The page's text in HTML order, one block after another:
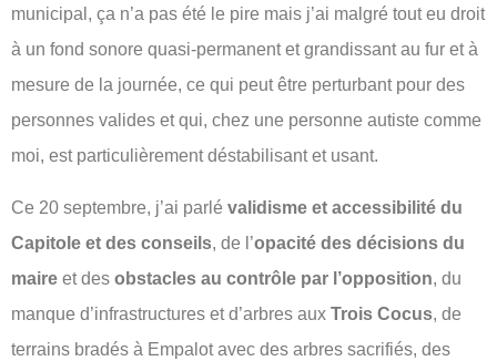
municipal, ça n’a pas été le pire mais j’ai malgré tout eu droit
à un fond sonore quasi-permanent et grandissant au fur et à
mesure de la journée, ce qui peut être perturbant pour des
personnes valides et qui, chez une personne autiste comme
moi, est particulièrement déstabilisant et usant.
Ce 20 septembre, j’ai parlé validisme et accessibilité du
Capitole et des conseils, de l’opacité des décisions du
maire et des obstacles au contrôle par l’opposition, du
manque d’infrastructures et d’arbres aux Trois Cocus, de
terrains bradés à Empalot avec des arbres sacrifiés, des